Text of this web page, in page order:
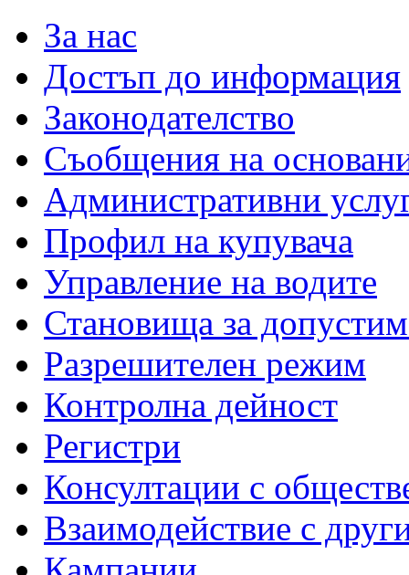
За нас
Достъп до информация
Законодателство
Съобщения на
Административни
Профил на купувача
Управление на водите
Становища за
Разрешителен режим
Контролна дейност
Регистри
Консултации с
Взаимодействие с